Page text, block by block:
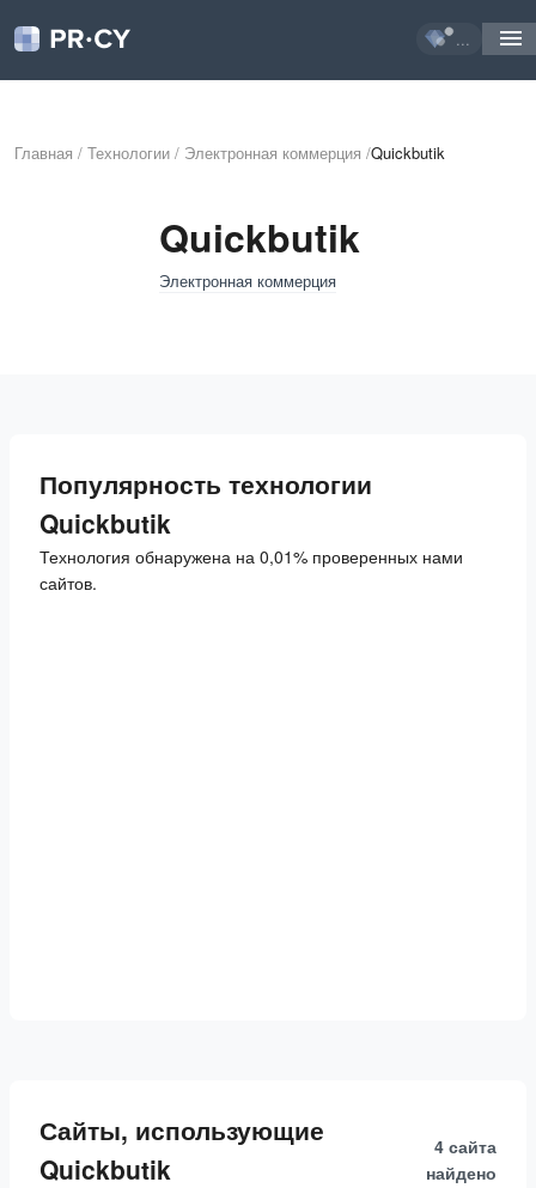
...
Главная / Технологии / Электронная коммерция /Quickbutik
Quickbutik
Электронная коммерция
Популярность технологии
Quickbutik
Технология обнаружена на 0,01% проверенных нами
сайтов.
Сайты, использующие
Quickbutik
4 сайта
найдено